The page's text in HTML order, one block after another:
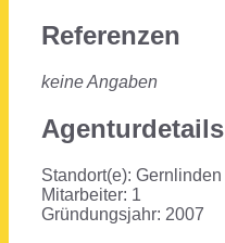
Referenzen
keine Angaben
Agenturdetails
Standort(e): Gernlinden
Mitarbeiter: 1
Gründungsjahr: 2007